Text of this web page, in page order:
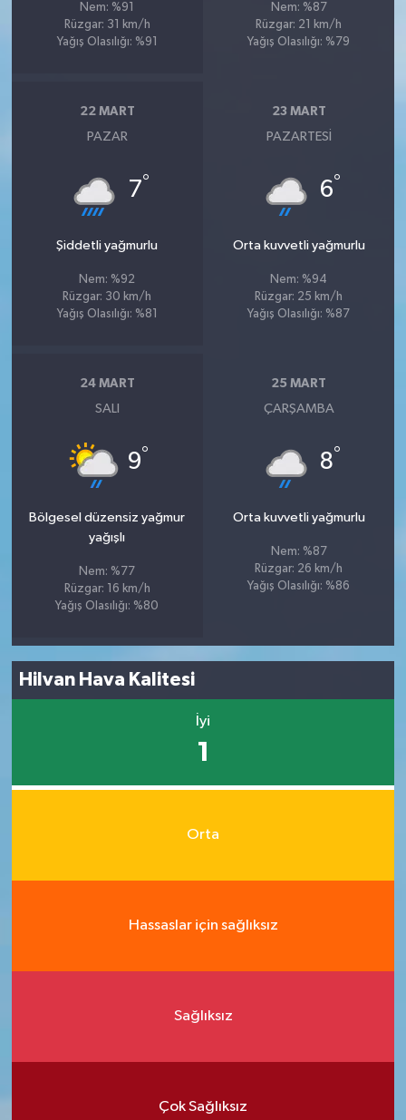
Nem: %91
Rüzgar: 31 km/h
Yağış Olasılığı: %91
Nem: %87
Rüzgar: 21 km/h
Yağış Olasılığı: %79
22 MART
PAZAR
7°
Şiddetli yağmurlu
Nem: %92
Rüzgar: 30 km/h
Yağış Olasılığı: %81
23 MART
PAZARTESI
6°
Orta kuvvetli yağmurlu
Nem: %94
Rüzgar: 25 km/h
Yağış Olasılığı: %87
24 MART
SALI
9°
Bölgesel düzensiz yağmur
yağışlı
Nem: %77
Rüzgar: 16 km/h
Yağış Olasılığı: %80
25 MART
ÇARŞAMBA
8°
Orta kuvvetli yağmurlu
Nem: %87
Rüzgar: 26 km/h
Yağış Olasılığı: %86
Hilvan Hava Kalitesi
İyi
1
Orta
Hassaslar için sağlıksız
Sağlıksız
Çok Sağlıksız